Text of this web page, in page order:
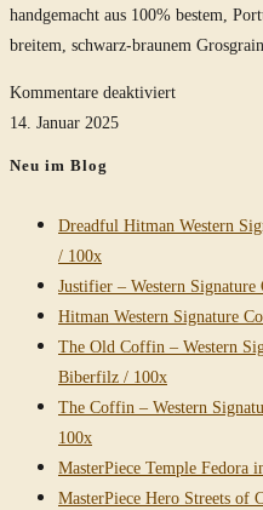
handgemacht aus 100% bestem,
breitem, schwarz-braunem
Kommentare deaktiviertfür
True-
14. Januar 2025
Neu im Blog
Dreadful Hitman Western
/ 100x
Justifier – Western
Hitman Western Signature
The Old Coffin – Western
Biberfilz / 100x
The Coffin – Western
100x
MasterPiece Temple Fedora
MasterPiece Hero Streets of